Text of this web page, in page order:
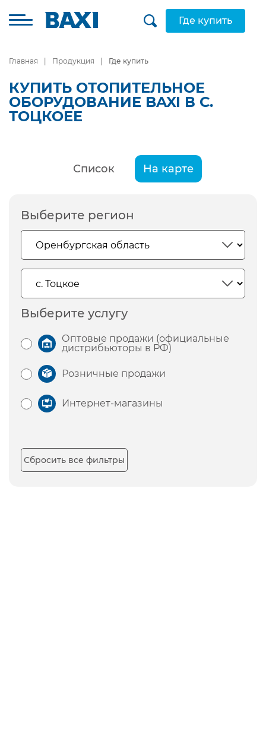
Где купить
Главная Продукция Где купить
КУПИТЬ ОТОПИТЕЛЬНОЕ
ОБОРУДОВАНИЕ BAXI В С.
ТОЦКОЕЕ
Список На карте
Выберите регион
Выберите услугу
Оптовые продажи (официальные
дистрибьюторы в РФ)
Розничные продажи
Интернет-магазины
Сбросить все фильтры